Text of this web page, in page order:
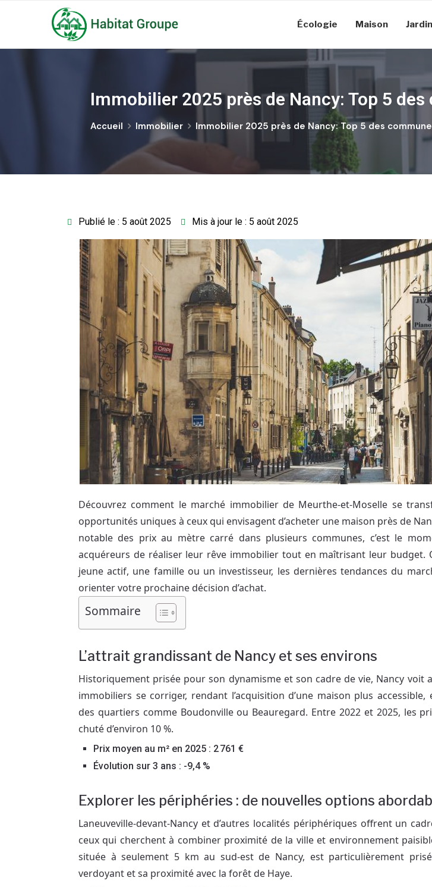
Écologie Maison Jardin
Immobilier 2025 près de Nancy: Top 5
Accueil Immobilier Immobilier 2025 près de Nancy: Top 5 des
Publié le : 5 août 2025 Mis à jour le : 5 août 2025
Découvrez comment le marché immobilier de Meurthe-et-Moselle se
opportunités uniques à ceux qui envisagent d’acheter une maison près de
notable des prix au mètre carré dans plusieurs communes, c’est le
acquéreurs de réaliser leur rêve immobilier tout en maîtrisant leur budget.
jeune actif, une famille ou un investisseur, les dernières tendances du
orienter votre prochaine décision d’achat.
Sommaire
L’attrait grandissant de Nancy et ses environs
Historiquement prisée pour son dynamisme et son cadre de vie, Nancy voit
immobiliers se corriger, rendant l’acquisition d’une maison plus
des quartiers comme Boudonville ou Beauregard. Entre 2022 et 2025, les
chuté d’environ 10 %.
Prix moyen au m² en 2025 : 2 761 €
Évolution sur 3 ans : -9,4 %
Explorer les périphéries : de nouvelles options
Laneuveville-devant-Nancy et d’autres localités périphériques offrent un
ceux qui cherchent à combiner proximité de la ville et environnement
située à seulement 5 km au sud-est de Nancy, est particulièrement
verdoyant et sa proximité avec la forêt de Haye.